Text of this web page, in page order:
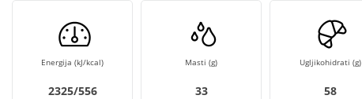
Energija (kJ/kcal)
2325/556
Masti (g)
33
Ugljikohidrati (g)
58